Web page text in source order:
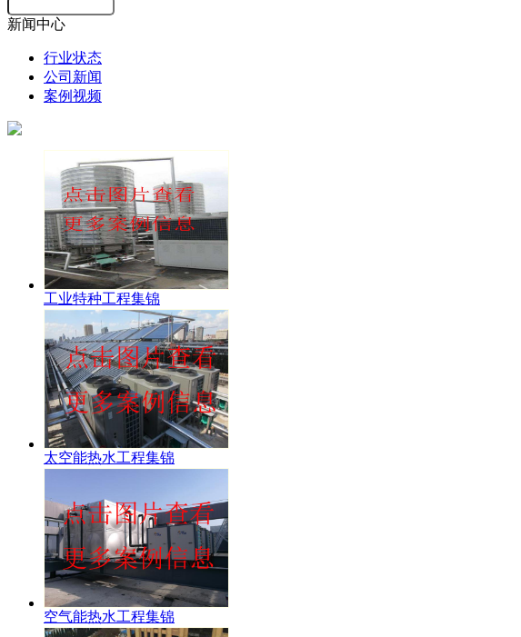
新闻中心
行业状态
公司新闻
案例视频
工业特种工程集锦
太空能热水工程集锦
空气能热水工程集锦